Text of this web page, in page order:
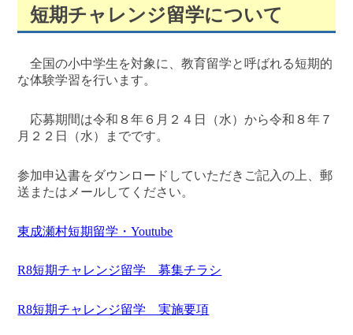
短期チャレンジ留学について
全国の小中学生を対象に、教育留学と呼ばれる短期的
な体験学習を行います。
応募期間は令和８年６月２４日（水）から令和８年７
月２２日（水）までです。
参加申込書をダウンロードしていただきご記入の上、郵
送またはメールしてください。
東成瀬村短期留学・Youtube
R8短期チャレンジ留学 募集チラシ
R8短期チャレンジ留学 実施要項